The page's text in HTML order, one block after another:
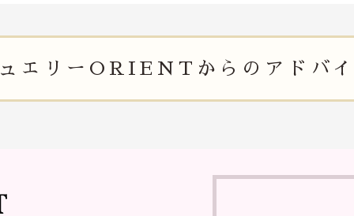
エリー ORIENTからの アドバ